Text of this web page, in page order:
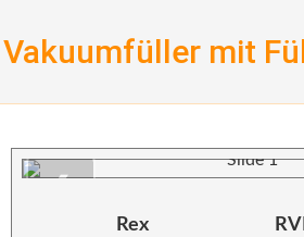
to
content
Vakuumfüller mit
❮
Rex